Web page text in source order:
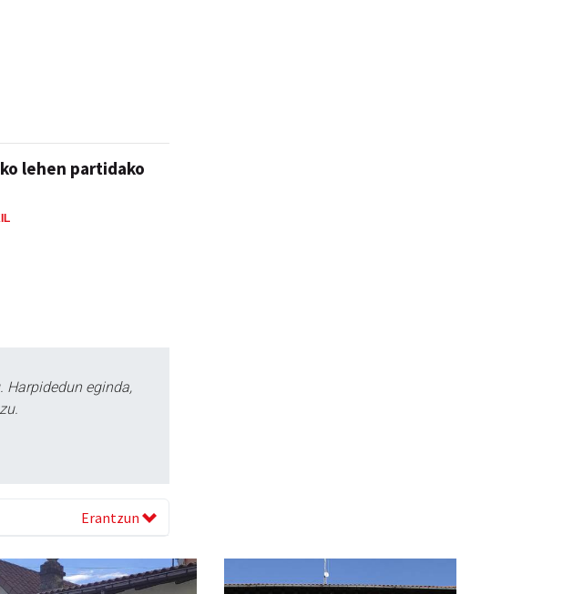
lehen partidako
Harpidedun eginda,
Erantzun